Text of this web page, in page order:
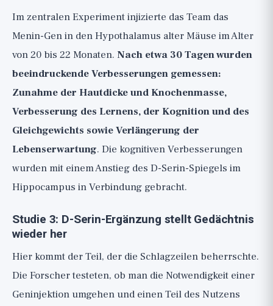
Im zentralen Experiment injizierte das Team das
Menin-Gen in den Hypothalamus alter Mäuse im Alter
von 20 bis 22 Monaten. Nach etwa 30 Tagen wurden
beeindruckende Verbesserungen gemessen:
Zunahme der Hautdicke und Knochenmasse,
Verbesserung des Lernens, der Kognition und des
Gleichgewichts sowie Verlängerung der
Lebenserwartung. Die kognitiven Verbesserungen
wurden mit einem Anstieg des D-Serin-Spiegels im
Hippocampus in Verbindung gebracht.
Studie 3: D-Serin-Ergänzung stellt Gedächtnis
wieder her
Hier kommt der Teil, der die Schlagzeilen beherrschte.
Die Forscher testeten, ob man die Notwendigkeit einer
Geninjektion umgehen und einen Teil des Nutzens